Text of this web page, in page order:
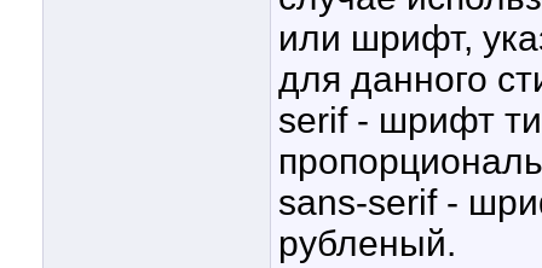
или шрифт,
для данного
serif - шрифт
sans-serif -
рубленый.